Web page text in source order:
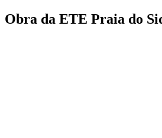
Obra da ETE Praia do